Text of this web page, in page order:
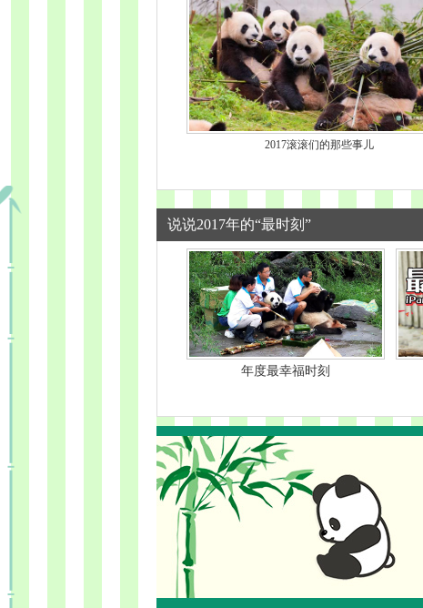
2017滚滚们的那些事儿
说说2017年的“最时刻”
年度最幸福时刻